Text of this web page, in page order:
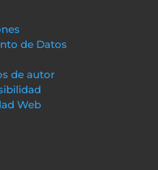
de Datos
de autor
Web